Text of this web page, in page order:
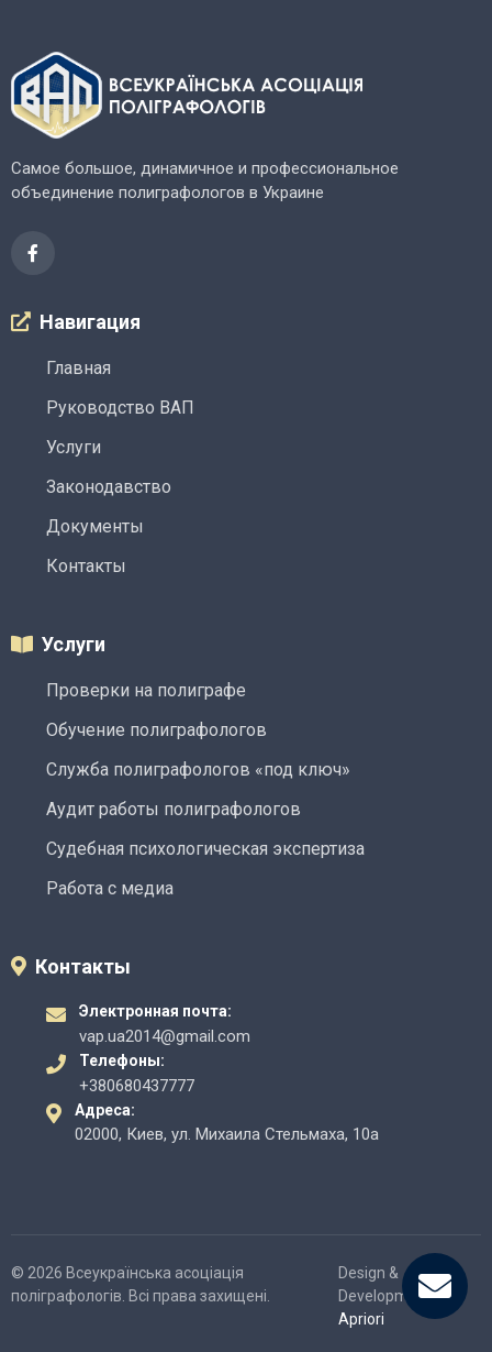
Самое большое, динамичное и профессиональное
объединение полиграфологов в Украине
Навигация
Главная
Руководство ВАП
Услуги
Законодавство
Документы
Контакты
Услуги
Проверки на полиграфе
Обучение полиграфологов
Служба полиграфологов «под ключ»
Аудит работы полиграфологов
Судебная психологическая экспертиза
Работа с медиа
Контакты
Электронная почта:
vap.ua2014@gmail.com
Телефоны:
+380680437777
Адреса:
02000, Киев, ул. Михаила Стельмаха, 10а
© 2026 Всеукраїнська асоціація
поліграфологів. Всі права захищені.
Design &
Development -
Apriori